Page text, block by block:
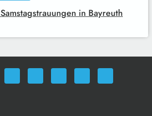
in Bayreuth